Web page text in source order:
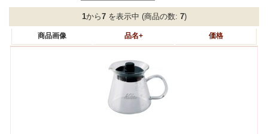
1から7を表示中 (商品の数: 7)
商品画像 品名+ 価格